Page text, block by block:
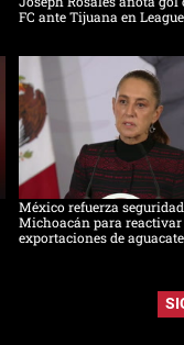
FC ante Tijuana en
México refuerza
Michoacán para reactivar
exportaciones de